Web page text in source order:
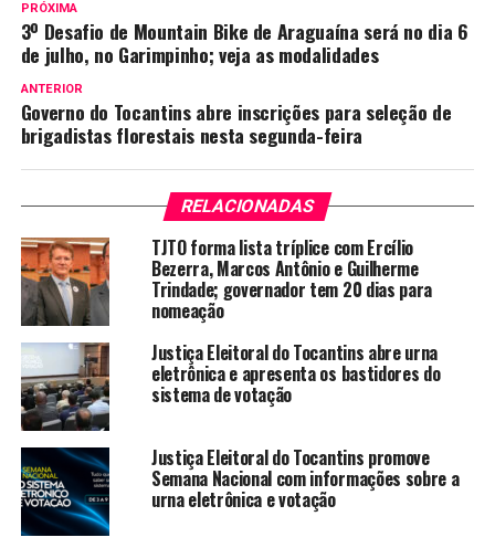
PRÓXIMA
3º Desafio de Mountain Bike de Araguaína será no dia 6
de julho, no Garimpinho; veja as modalidades
ANTERIOR
Governo do Tocantins abre inscrições para seleção de
brigadistas florestais nesta segunda-feira
RELACIONADAS
TJTO forma lista tríplice com Ercílio
Bezerra, Marcos Antônio e Guilherme
Trindade; governador tem 20 dias para
nomeação
Justiça Eleitoral do Tocantins abre urna
eletrônica e apresenta os bastidores do
sistema de votação
Justiça Eleitoral do Tocantins promove
Semana Nacional com informações sobre a
urna eletrônica e votação